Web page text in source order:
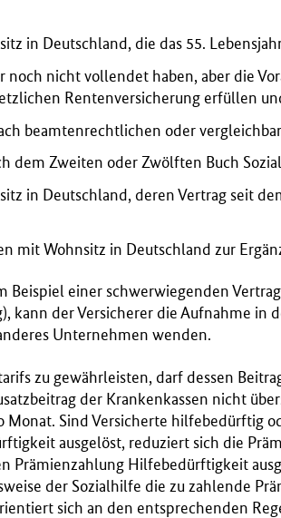
in Deutschland, die das 55.
noch nicht vollendet haben, aber die
Rentenversicherung erfüllen
beamtenrechtlichen oder
dem Zweiten oder Zwölften Buch
in Deutschland, deren Vertrag seit
mit Wohnsitz in Deutschland zur
Beispiel einer schwerwiegenden
kann der Versicherer die Aufnahme in
Unternehmen wenden.
zu gewährleisten, darf dessen
der Krankenkassen nicht
Monat. Sind Versicherte hilfebedürftig
ausgelöst, reduziert sich die
Prämienzahlung Hilfebedürftigkeit
der Sozialhilfe die zu zahlende
sich an den entsprechenden